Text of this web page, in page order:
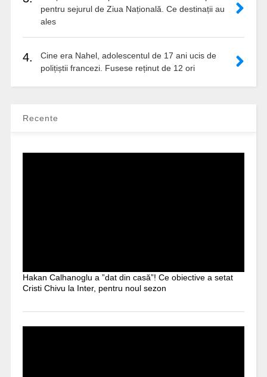
pentru sejurul de Ziua Națională. Ce destinații au
ales
4.
Cine era Nahel, adolescentul de 17 ani ucis de
polițiștii francezi. Fusese reținut de 12 ori
Recente
Hakan Calhanoglu a ”dat din casă”! Ce obiective a setat
Cristi Chivu la Inter, pentru noul sezon